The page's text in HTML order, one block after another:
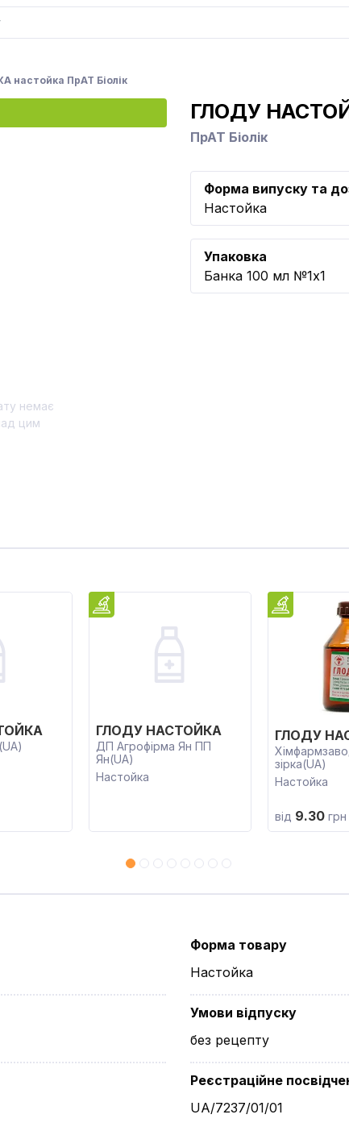
настойка ПрАТ Біолік
немає
цим
ГЛОДУ
ПрАТ Біолік
Форма випуску та
Настойка
Упаковка
Банка 100 мл №1x1
ГЛОДУ НАСТОЙКА
ДП Агрофірма Ян ПП
Ян(UA)
Настойка
ГЛОДУ
зірка(UA)
Настойка
від 9.30 грн
Форма товару
Настойка
Умови відпуску
без рецепту
Реєстраційне
UA/7237/01/01